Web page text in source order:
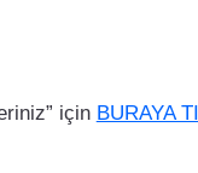
için BURAYA